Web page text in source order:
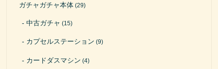
ガチャガチャ本体 (29)
中古ガチャ (15)
カプセルステーション (9)
カードダスマシン (4)